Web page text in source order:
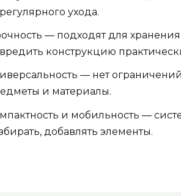
ухода.
— подходят для
конструкцию
— нет
и материалы.
и мобильность —
добавлять элементы.